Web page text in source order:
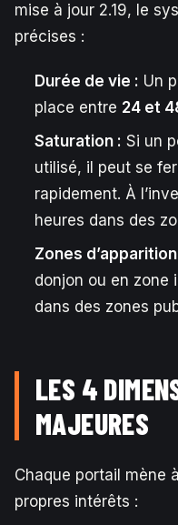
mise à jour 2.19, le
précises :
Durée de vie : Un
place entre 24 et
Saturation : Si un
utilisé, il peut se
rapidement. À
heures dans des
Zones
donjon ou en zone
dans des zones
LES 4
MAJEURES
Chaque portail mène
propres intérêts :